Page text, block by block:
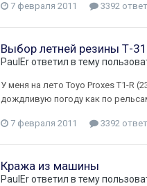
7 февраля 2011 3392
Выбор летней резины Т-31
PaulErответил в тему
У меня на лето Toyo Proxes T1-R
дождливую погоду как по
7 февраля 2011 3392
Кража из машины
PaulErответил в тему